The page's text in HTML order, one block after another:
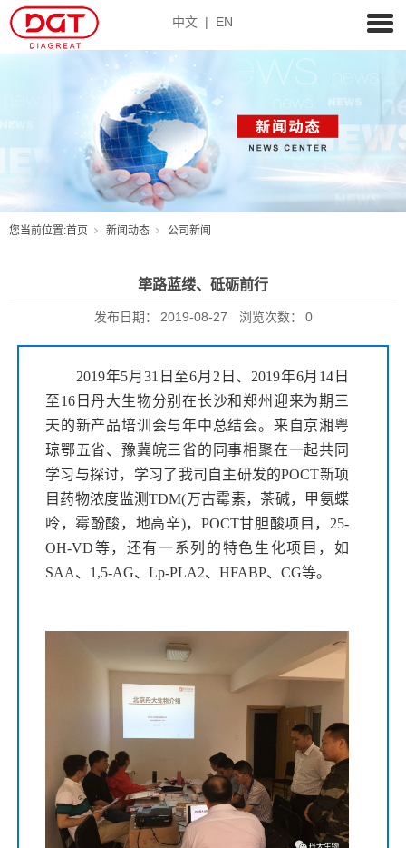
中文 | EN
您当前位置:首页 新闻动态 公司新闻
筚路蓝缕、砥砺前行
发布日期： 2019-08-27 浏览次数： 0
2019年5月31日至6月2日、2019年6月14日
至16日丹大生物分别在长沙和郑州迎来为期三
天的新产品培训会与年中总结会。来自京湘粤
琼鄂五省、豫冀皖三省的同事相聚在一起共同
学习与探讨，学习了我司自主研发的POCT新项
目药物浓度监测TDM(万古霉素，茶碱，甲氨蝶
呤，霉酚酸，地高辛)，POCT甘胆酸项目，25-
OH-VD等，还有一系列的特色生化项目，如
SAA、1,5-AG、Lp-PLA2、HFABP、CG等。